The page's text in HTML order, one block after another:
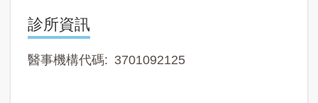
診所資訊
醫事機構代碼 3701092125